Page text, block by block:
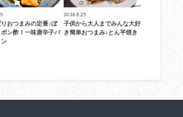
おつまみの定番♪ぼ
ン酢！一味唐辛子バ
2018.8.25
子供から大人までみんな大好
き簡単おつまみ♪とん平焼き